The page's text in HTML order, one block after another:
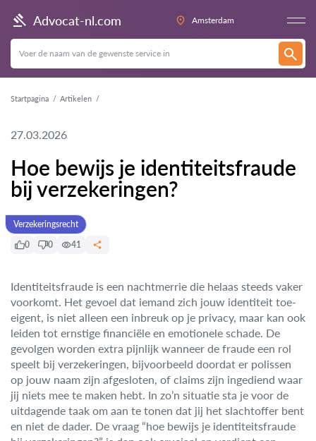
Advocat-nl.com Amsterdam
Startpagina Artikelen
27.03.2026
Hoe bewijs je identiteitsfraude
bij verzekeringen?
Verzekeringsrecht
0
0 41
Identiteitsfraude is een nachtmerrie die helaas steeds vaker
voorkomt. Het gevoel dat iemand zich jouw identiteit toe-
eigent, is niet alleen een inbreuk op je privacy, maar kan ook
leiden tot ernstige financiële en emotionele schade. De
gevolgen worden extra pijnlijk wanneer de fraude een rol
speelt bij verzekeringen, bijvoorbeeld doordat er polissen
op jouw naam zijn afgesloten, of claims zijn ingediend waar
jij niets mee te maken hebt. In zo’n situatie sta je voor de
uitdagende taak om aan te tonen dat jij het slachtoffer bent
en niet de dader. De vraag “hoe bewijs je identiteitsfraude